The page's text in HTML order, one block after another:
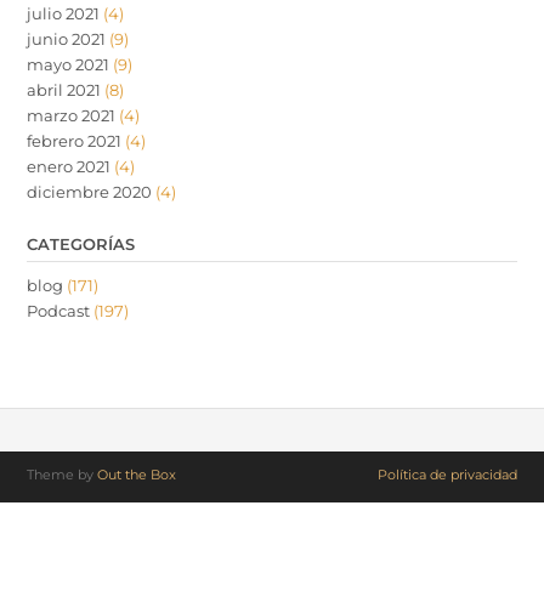
julio 2021 (4)
junio 2021 (9)
mayo 2021 (9)
abril 2021 (8)
marzo 2021 (4)
febrero 2021 (4)
enero 2021 (4)
diciembre 2020 (4)
CATEGORÍAS
blog (171)
Podcast (197)
Theme by Out the Box Política de privacidad